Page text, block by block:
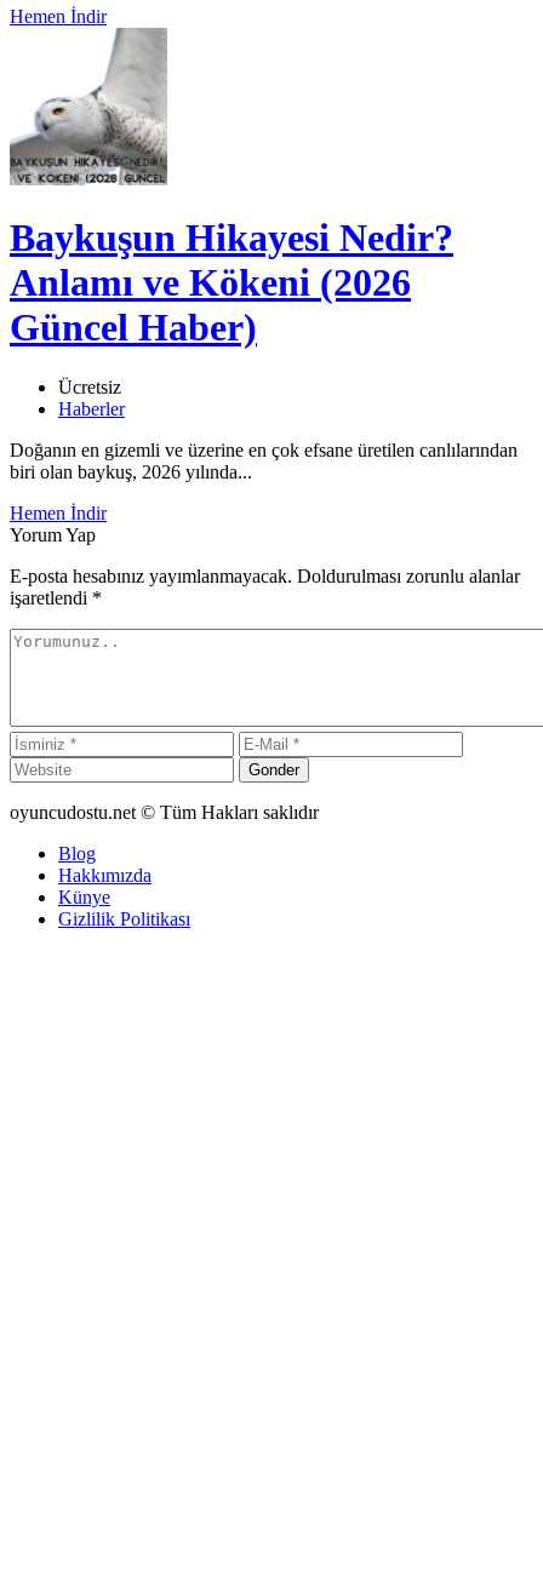
Hemen İndir
Baykuşun Hikayesi Nedir?
Anlamı ve Kökeni (2026
Güncel Haber)
Ücretsiz
Haberler
Doğanın en gizemli ve üzerine en çok efsane üretilen canlılarından
biri olan baykuş, 2026 yılında...
Hemen İndir
Yorum Yap
E-posta hesabınız yayımlanmayacak. Doldurulması zorunlu alanlar
işaretlendi *
Gonder
oyuncudostu.net © Tüm Hakları saklıdır
Blog
Hakkımızda
Künye
Gizlilik Politikası